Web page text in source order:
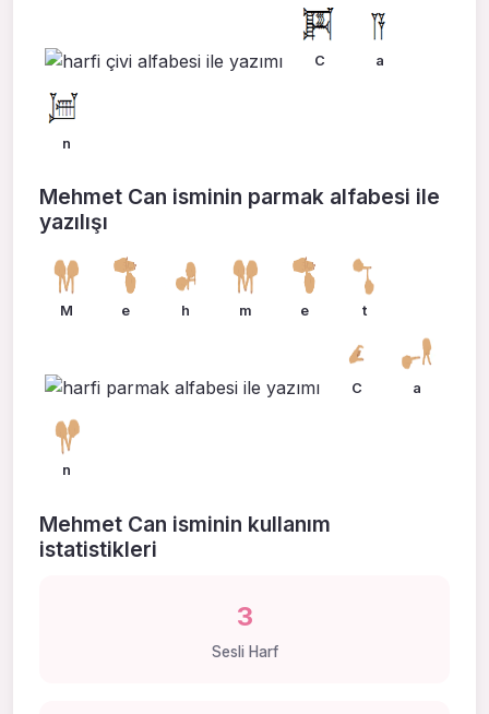
C a
n
Mehmet Can isminin parmak alfabesi ile
yazılışı
M e h m e t
C a
n
Mehmet Can isminin kullanım
istatistikleri
3
Sesli Harf